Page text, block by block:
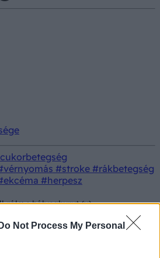
Do Not Process My Personal
#stroke #rákbetegség
#herpesz
róla: a hólyaghurut (x)